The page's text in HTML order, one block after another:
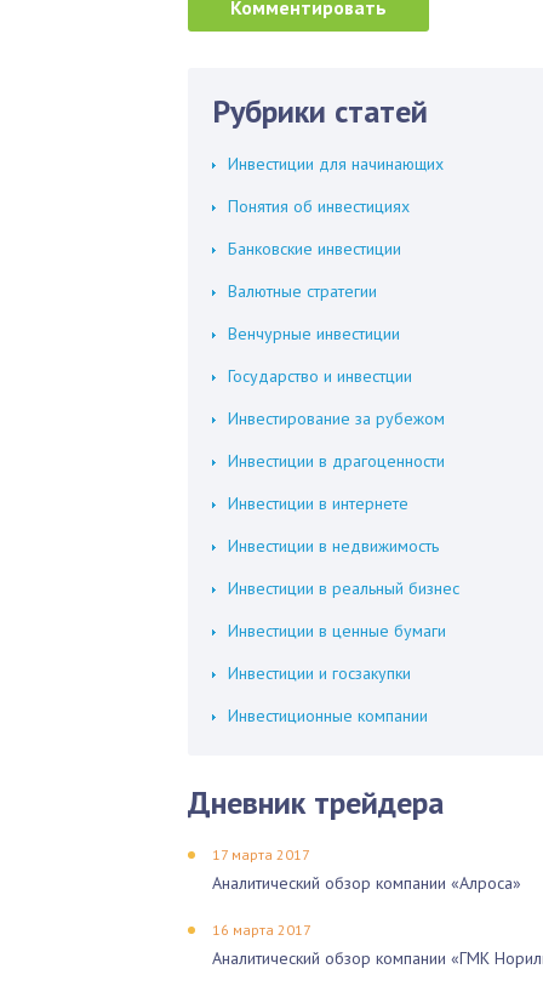
Рубрики статей
Инвестиции для начинающих
Понятия об инвестициях
Банковские инвестиции
Валютные стратегии
Венчурные инвестиции
Государство и инвестции
Инвестирование за рубежом
Инвестиции в драгоценности
Инвестиции в интернете
Инвестиции в недвижимость
Инвестиции в реальный бизнес
Инвестиции в ценные бумаги
Инвестиции и госзакупки
Инвестиционные компании
Дневник трейдера
17 марта 2017
Аналитический обзор компании «Алроса»
16 марта 2017
Аналитический обзор компании «ГМК